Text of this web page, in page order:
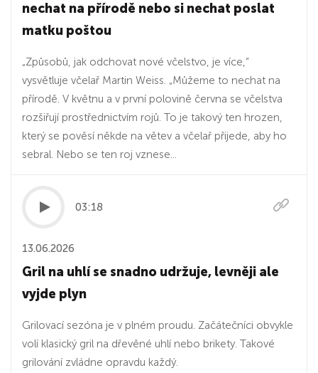
nechat na přírodě nebo si nechat poslat
matku poštou
„Způsobů, jak odchovat nové včelstvo, je více,“
vysvětluje včelař Martin Weiss. „Můžeme to nechat na
přírodě. V květnu a v první polovině června se včelstva
rozšiřují prostřednictvím rojů. To je takový ten hrozen,
který se pověsí někde na větev a včelař přijede, aby ho
sebral. Nebo se ten roj vznese...
03:18
13.06.2026
Gril na uhlí se snadno udržuje, levněji ale
vyjde plyn
Grilovací sezóna je v plném proudu. Začátečníci obvykle
volí klasický gril na dřevěné uhlí nebo brikety. Takové
grilování zvládne opravdu každý.